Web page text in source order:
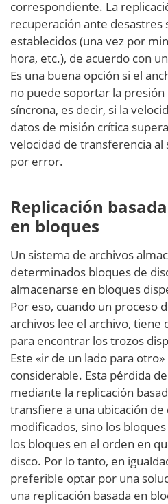
correspondiente. La
recuperación ante
establecidos (una vez por
hora, etc.), de acuerdo con
Es una buena opción si el
no puede soportar la presión
síncrona, es decir, si la
datos de misión crítica
velocidad de transferencia
por error.
Replicación
en bloques
Un sistema de archivos
determinados bloques de
almacenarse en bloques
Por eso, cuando un proceso
archivos lee el archivo, tiene
para encontrar los trozos
Este «ir de un lado para
considerable. Esta pérdida
mediante la replicación
transfiere a una ubicación
modificados, sino los
los bloques en el orden en
disco. Por lo tanto, en
preferible optar por una
una replicación basada en